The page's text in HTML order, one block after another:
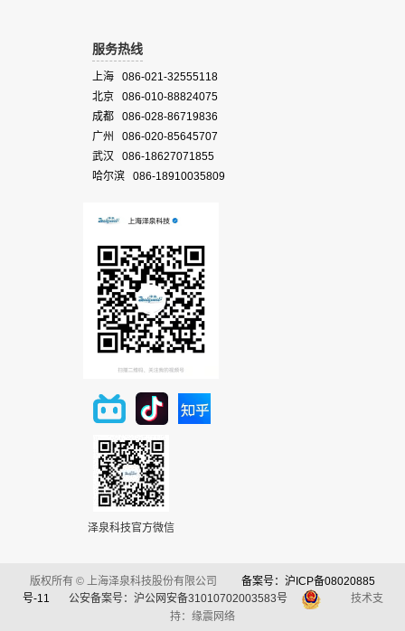
服务热线
上海 086-021-32555118
北京 086-010-88824075
成都 086-028-86719836
广州 086-020-85645707
武汉 086-18627071855
哈尔滨 086-18910035809
泽泉科技官方微信
版权所有 © 上海泽泉科技股份有限公司
备案号：沪ICP备08020885
号-11
公安备案号：沪公网安备31010702003583号
技术支
持：缘震网络